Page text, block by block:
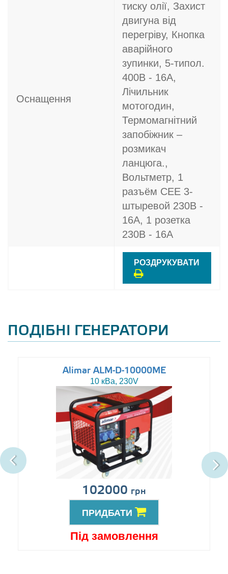
Оснащення
тиску олії, Захист
двигуна від
перегріву, Кнопка
аварійного
зупинки, 5-типол.
400В - 16A,
Лічильник
мотогодин,
Термомагнітний
запобіжник –
розмикач
ланцюга.,
Вольтметр, 1
разъём CEE 3-
штыревой 230В -
16A, 1 розетка
230В - 16A
РОЗДРУКУВАТИ
ПОДІБНІ ГЕНЕРАТОРИ
Alimar ALM-D-10000ME
10 кВа, 230V
102000 грн
ПРИДБАТИ
Під замовлення